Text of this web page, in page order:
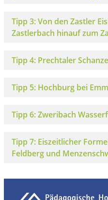
Tipp 3: Von den Zastler
Zastlerbach hinauf zum
Tipp 4: Prechtaler
Tipp 5: Hochburg bei
Tipp 6: Zweribach
Tipp 7: Eiszeitlicher
Feldberg und